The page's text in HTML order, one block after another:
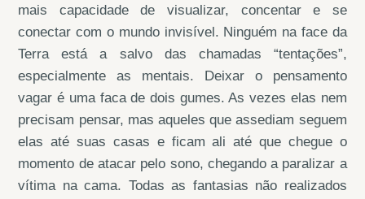
mais capacidade de visualizar, concentar e se
conectar com o mundo invisível. Ninguém na face da
Terra está a salvo das chamadas “tentações”,
especialmente as mentais. Deixar o pensamento
vagar é uma faca de dois gumes. As vezes elas nem
precisam pensar, mas aqueles que assediam seguem
elas até suas casas e ficam ali até que chegue o
momento de atacar pelo sono, chegando a paralizar a
vítima na cama. Todas as fantasias não realizados